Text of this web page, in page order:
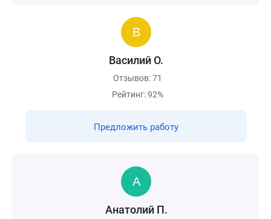
Василий О.
Отзывов: 71
Рейтинг: 92%
Предложить работу
Анатолий П.